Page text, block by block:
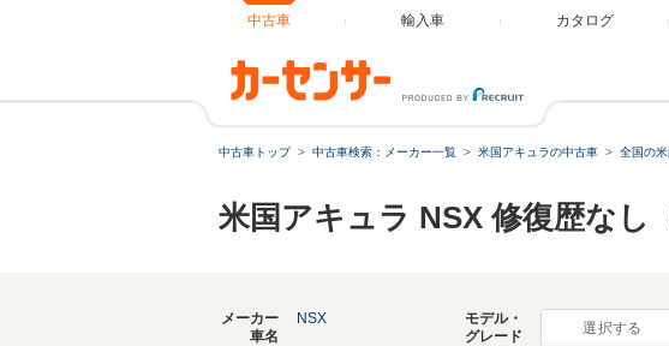
中古車 輸入車 カタログ
中古車トップ 中古車検索：メーカー一覧 米国アキュラの中古車 全国の
米国アキュラ NSX 修復歴なし
メーカー
車名
NSX
モデル・
グレード
選択する